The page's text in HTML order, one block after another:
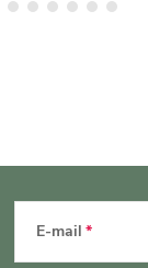
E-mail